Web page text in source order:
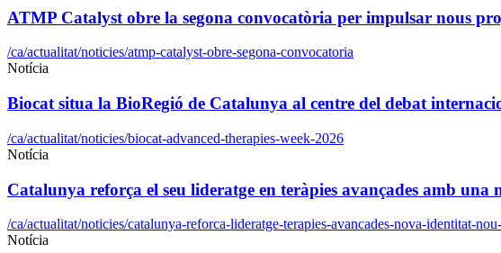
ATMP Catalyst obre la segona convocatòria per impulsar nous
/ca/actualitat/noticies/atmp-catalyst-obre-segona-convocatoria
Notícia
Biocat situa la BioRegió de Catalunya al centre del debat
/ca/actualitat/noticies/biocat-advanced-therapies-week-2026
Notícia
Catalunya reforça el seu lideratge en teràpies avançades amb
/ca/actualitat/noticies/catalunya-reforca-lideratge-terapies-avancades-nova-identitat-
Notícia